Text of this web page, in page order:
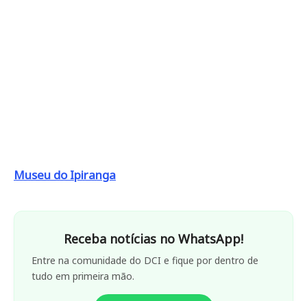
Museu do Ipiranga
Receba notícias no WhatsApp!
Entre na comunidade do DCI e fique por dentro de
tudo em primeira mão.